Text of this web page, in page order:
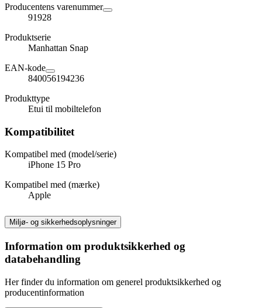
Producentens varenummer
91928
Produktserie
Manhattan Snap
EAN-kode
840056194236
Produkttype
Etui til mobiltelefon
Kompatibilitet
Kompatibel med (model/serie)
iPhone 15 Pro
Kompatibel med (mærke)
Apple
Miljø- og sikkerhedsoplysninger
Information om produktsikkerhed og
databehandling
Her finder du information om generel produktsikkerhed og
producentinformation